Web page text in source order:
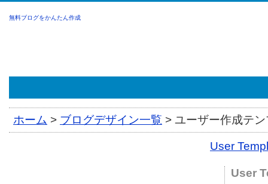
無料ブログをかんたん作成
ホーム > ブログデザイン一覧 > ユーザー作成テ
User
User